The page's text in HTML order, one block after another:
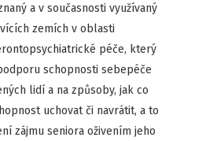
a v současnosti využívaný
zemích v oblasti
péče, který
schopnosti sebepéče
lidí a na způsoby, jak co
uchovat či navrátit, a to
zájmu seniora oživením jeho